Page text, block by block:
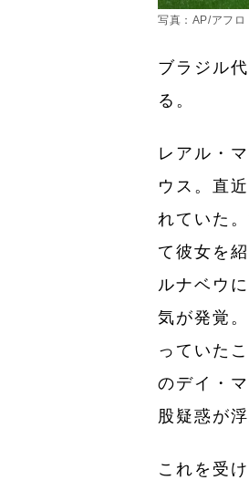
写真：AP/アフロ
ブラジル
る。
レアル・
ウス。直
れていた
て彼女を
ルナベウ
気が発覚
っていた
のデイ・
股疑惑が
これを受